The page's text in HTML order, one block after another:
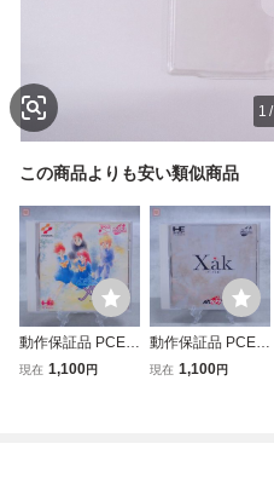
1 /
この商品よりも安い類似商品
動作保証品 PCE P
Cエンジン SUPE
現在 1,100円
動作保証品 PCE P
Cエンジン SUPE
現在 1,100円